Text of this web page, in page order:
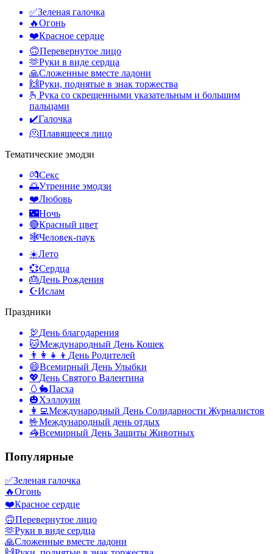
✅Зеленая галочка
🔥Огонь
❤️Красное сердце
🙃Перевернутое лицо
🫶Руки в виде сердца
🙏Сложенные вместе ладони
🙌Руки, поднятые в знак торжества
🫰 Рука со скрещенными указательным и большим
пальцами
✔️Галочка
🫠Плавящееся лицо
Тематические эмодзи
💏Секс
🌅Утренние эмодзи
❤️Любовь
🌃Ночь
🔴Красный цвет
🕸️Человек-паук
☀️Лето
💞Сердца
🎂День Рождения
☪️Ислам
Праздники
🦃День благодарения
🐱Международный День Кошек
👨‍👩‍👧‍👦 День Родителей
😄Всемирный День Улыбки
💖День Святого Валентина
🥚🐇Пасха
🎃Хэллоуин
👩‍💻Международный День Солидарности Журналистов
🤟Международный день отдых
🦓Всемирный День Защиты Животных
Популярные
✅Зеленая галочка
🔥Огонь
❤️Красное сердце
🙃Перевернутое лицо
🫶Руки в виде сердца
🙏Сложенные вместе ладони